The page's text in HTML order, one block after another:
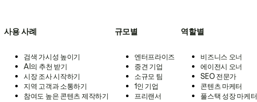
사용 사례
검색 가시성 높이기
AI의 추천 받기
시장 조사 시작하기
지역 고객과 소통하기
참여도 높은 콘텐츠 제작하기
규모별
엔터프라이즈
중견 기업
소규모 팀
1인 기업
프리랜서
역할별
비즈니스 오너
에이전시 오너
SEO 전문가
콘텐츠 마케터
풀스택 성장 마케터